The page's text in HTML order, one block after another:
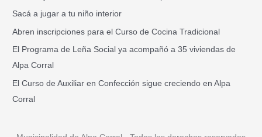
o
r
:
Sacá a jugar a tu niño interior
Abren inscripciones para el Curso de Cocina Tradicional
El Programa de Leña Social ya acompañó a 35 viviendas de
Alpa Corral
El Curso de Auxiliar en Confección sigue creciendo en Alpa
Corral